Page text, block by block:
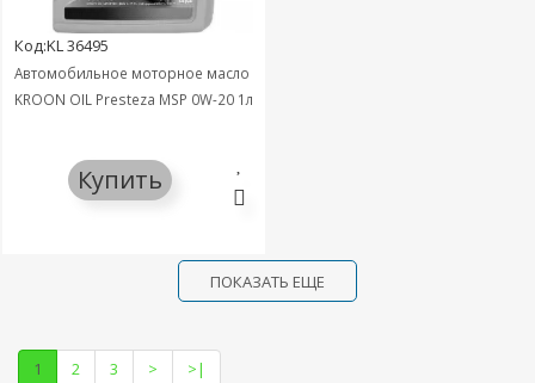
Код:KL 36495
Автомобильное моторное масло
KROON OIL Presteza MSP 0W-20 1л
Купить
ПОКАЗАТЬ ЕЩЕ
1 2 3 > >|